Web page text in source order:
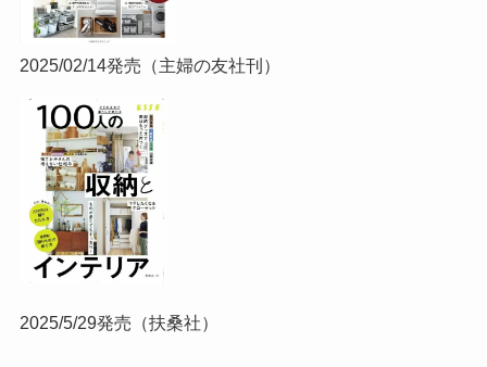
2025/02/14発売（主婦の友社刊）
2025/5/29発売（扶桑社）